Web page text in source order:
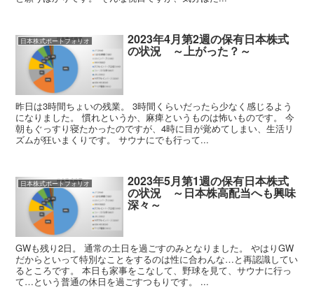
日本株式ポートフォリオ 2023年4月第2週の保有日本株式
の状況 ～上がった？～
昨日は3時間ちょいの残業。 3時間くらいだったら少なく感じるよう
になりました。 慣れというか、麻痺というものは怖いものです。 今
朝もぐっすり寝たかったのですが、4時に目が覚めてしまい、生活リ
ズムが狂いまくりです。 サウナにでも行って...
日本株式ポートフォリオ 2023年5月第1週の保有日本株式
の状況 ～日本株高配当へも興味
深々～
GWも残り2日。 通常の土日を過ごすのみとなりました。 やはりGW
だからといって特別なことをするのは性に合わんな…と再認識してい
るところです。 本日も家事をこなして、野球を見て、サウナに行っ
て…という普通の休日を過ごすつもりです。 ...